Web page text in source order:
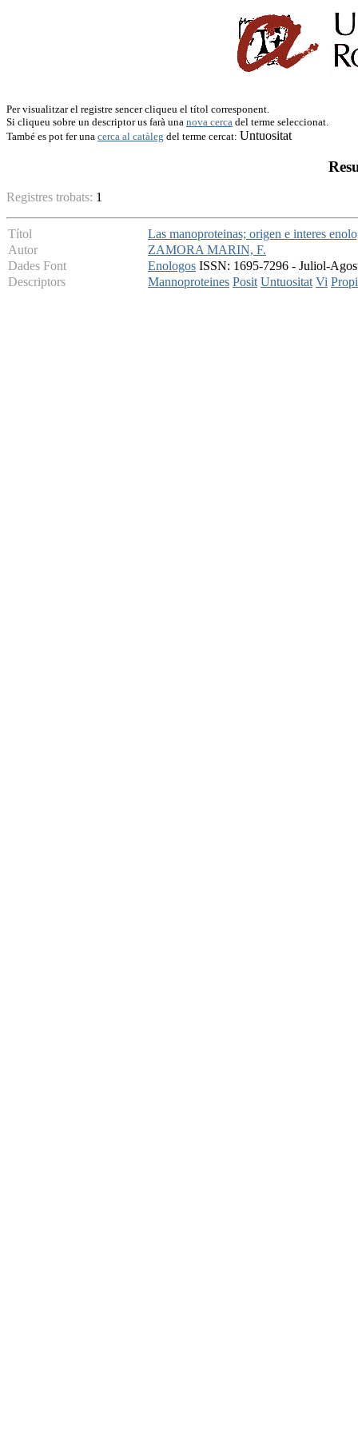
Per visualitzar el registre sencer cliqueu el títol corresponent.
Si cliqueu sobre un descriptor us farà una nova cerca del terme seleccionat.
També es pot fer una cerca al catàleg del terme cercat: Untuositat
Registres trobats: 1
Títol
Las manoproteinas; origen e interes
Autor
ZAMORA MARIN, F.
Dades Font
Enologos ISSN: 1695-7296 - Juliol-
Descriptors
Mannoproteines Posit Untuositat Vi